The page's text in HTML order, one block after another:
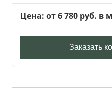
Цена: от 6 780 руб. в
Заказать